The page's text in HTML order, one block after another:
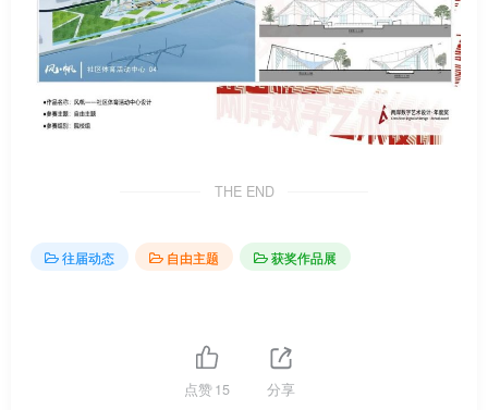
THE END
往届动态 自由主题 获奖作品展
点赞15 分享